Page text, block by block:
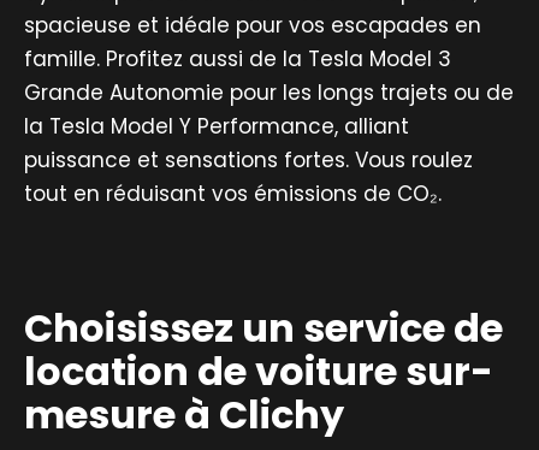
spacieuse et idéale pour vos escapades en
famille. Profitez aussi de la Tesla Model 3
Grande Autonomie pour les longs trajets ou de
la Tesla Model Y Performance, alliant
puissance et sensations fortes. Vous roulez
tout en réduisant vos émissions de CO₂.
Choisissez un service de
location de voiture sur-
mesure à Clichy